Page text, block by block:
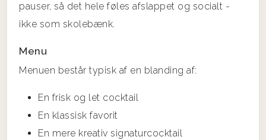
pauser, så det hele føles afslappet og socialt -
ikke som skolebænk.
Menu
Menuen består typisk af en blanding af:
En frisk og let cocktail
En klassisk favorit
En mere kreativ signaturcocktail